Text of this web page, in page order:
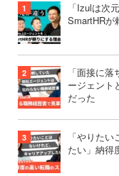
「Izulは次
SmartHRが
「面接に
ージェント
だった
「やりた
たい」納得